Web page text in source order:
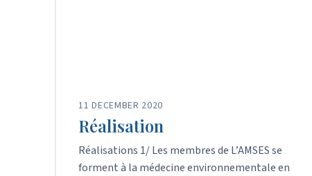
11 DECEMBER 2020
Réalisation
Réalisations 1/ Les membres de L’AMSES se
forment à la médecine environnementale en